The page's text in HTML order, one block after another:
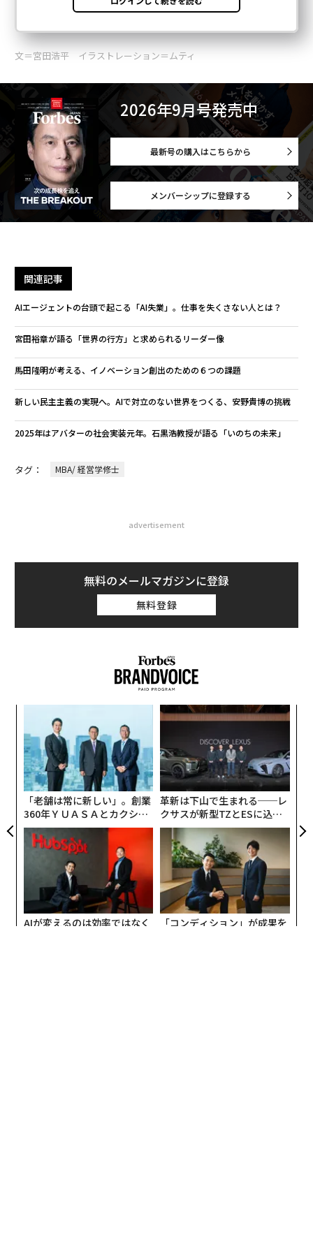
文＝宮田浩平 イラストレーション＝ムティ
2026年9月号発売中
最新号の購入はこちらから
メンバーシップに登録する
関連記事
AIエージェントの台頭で起こる「AI失業」。仕事を失くさない人とは？
宮田裕章が語る「世界の行方」と求められるリーダー像
馬田隆明が考える、イノベーション創出のための６つの課題
新しい民主主義の実現へ。AIで対立のない世界をつくる、安野貴博の挑戦
2025年はアバターの社会実装元年。石黒浩教授が語る「いのちの未来」
タグ： MBA/ 経営学修士
advertisement
無料のメールマガジンに登録
無料登録
「老舗は常に新しい」。創業
360年ＹＵＡＳＡとカクシン
CEO田尻望が語る、AIを超え
る人の価値
革新は下山で生まれる──レ
クサスが新型TZとESに込め
た「DISCOVER」の哲学
AIが変えるのは効率ではなく
「コンディション」が成果を